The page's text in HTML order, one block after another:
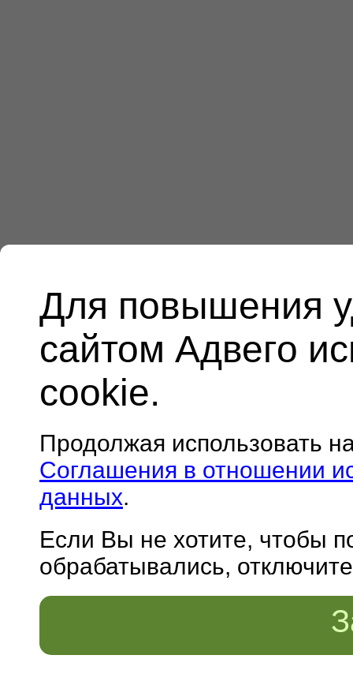
Для повышения
сайтом Адвего
cookie.
Продолжая использовать
Соглашения в отношении
данных.
Если Вы не хотите, чтобы
обрабатывались,